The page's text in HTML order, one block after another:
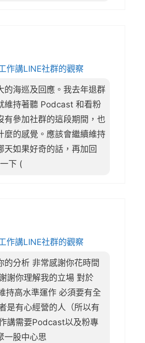
作講LINE社群的觀察
的海巡及回應。我去年退群
維持著聽 Podcast 和看粉
有參加社群的這段期間，也
麼的感覺。應該會繼續維持
天如果好奇的話，再加回
下 (
作講LINE社群的觀察
的分析 非常感謝你花時間
謝你理解我的立場 對於
持高水準運作 必須要有全
是有心經營的人（所以有
講需要Podcast以及粉專
一股中心思